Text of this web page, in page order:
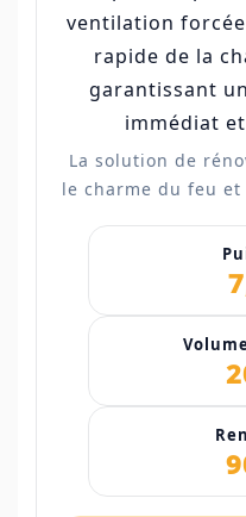
ventilation
rapide de la
garantissant
immédiat
La solution de
le charme du feu